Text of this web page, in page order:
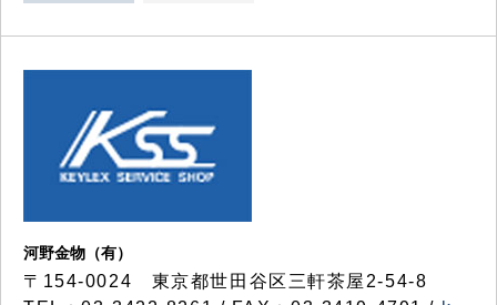
河野金物（有）
〒154-0024 東京都世田谷区三軒茶屋2-54-8